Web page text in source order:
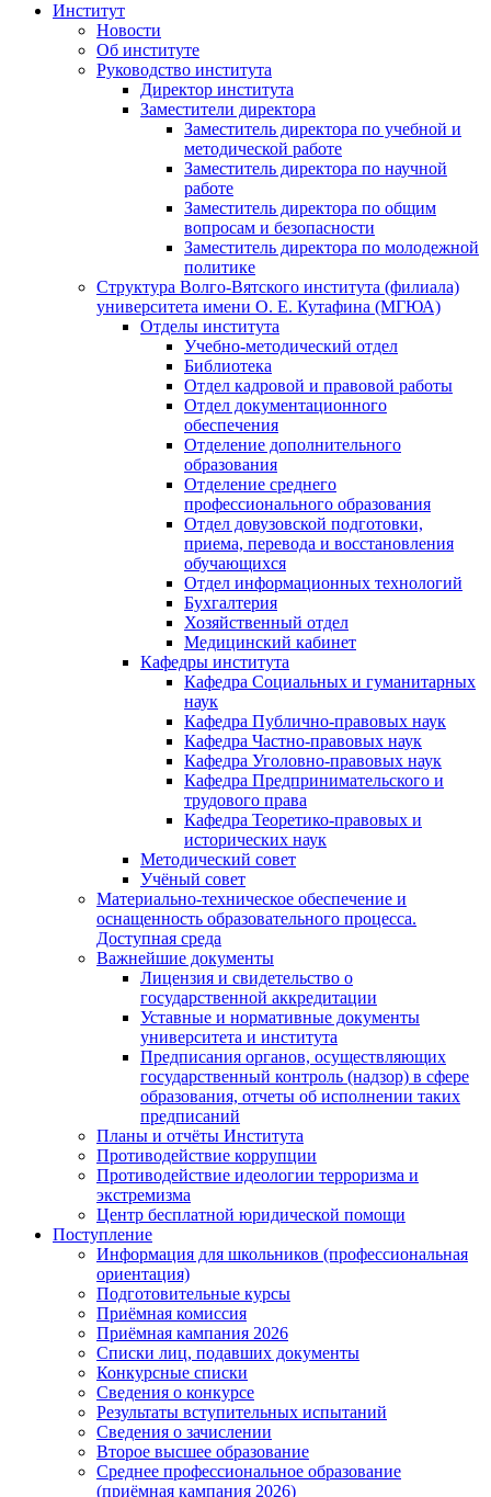
Институт
Новости
Об институте
Руководство института
Директор института
Заместители директора
Заместитель директора по учебной и
методической работе
Заместитель директора по научной
работе
Заместитель директора по общим
вопросам и безопасности
Заместитель директора по молодежной
политике
Структура Волго-Вятского института (филиала)
университета имени О. Е. Кутафина (МГЮА)
Отделы института
Учебно-методический отдел
Библиотека
Отдел кадровой и правовой работы
Отдел документационного
обеспечения
Отделение дополнительного
образования
Отделение среднего
профессионального образования
Отдел довузовской подготовки,
приема, перевода и восстановления
обучающихся
Отдел информационных технологий
Бухгалтерия
Хозяйственный отдел
Медицинский кабинет
Кафедры института
Кафедра Социальных и гуманитарных
наук
Кафедра Публично-правовых наук
Кафедра Частно-правовых наук
Кафедра Уголовно-правовых наук
Кафедра Предпринимательского и
трудового права
Кафедра Теоретико-правовых и
исторических наук
Методический совет
Учёный совет
Материально-техническое обеспечение и
оснащенность образовательного процесса.
Доступная среда
Важнейшие документы
Лицензия и свидетельство о
государственной аккредитации
Уставные и нормативные документы
университета и института
Предписания органов, осуществляющих
государственный контроль (надзор) в сфере
образования, отчеты об исполнении таких
предписаний
Планы и отчёты Института
Противодействие коррупции
Противодействие идеологии терроризма и
экстремизма
Центр бесплатной юридической помощи
Поступление
Информация для школьников (профессиональная
ориентация)
Подготовительные курсы
Приёмная комиссия
Приёмная кампания 2026
Списки лиц, подавших документы
Конкурсные списки
Сведения о конкурсе
Результаты вступительных испытаний
Сведения о зачислении
Второе высшее образование
Среднее профессиональное образование
(приёмная кампания 2026)